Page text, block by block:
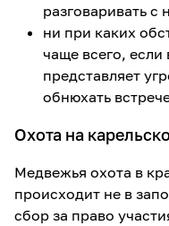
разговаривать с
ни при каких
чаще всего,
представляет
обнюхать
Охота на
Медвежья охота в
происходит не в
сбор за право